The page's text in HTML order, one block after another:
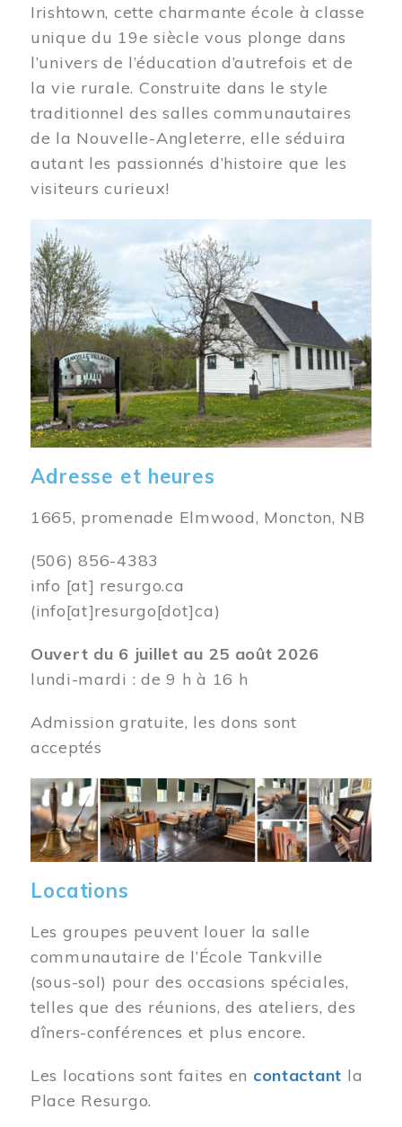
Irishtown, cette charmante école à classe
unique du 19e siècle vous plonge dans
l’univers de l’éducation d’autrefois et de
la vie rurale. Construite dans le style
traditionnel des salles communautaires
de la Nouvelle-Angleterre, elle séduira
autant les passionnés d’histoire que les
visiteurs curieux!
Image
Adresse et heures
1665, promenade Elmwood, Moncton, NB
(506) 856-4383
info [at] resurgo.ca
(info[at]resurgo[dot]ca)
Ouvert du 6 juillet au 25 août 2026
lundi-mardi : de 9 h à 16 h
Admission gratuite, les dons sont
acceptés
Image
Locations
Les groupes peuvent louer la salle
communautaire de l’École Tankville
(sous-sol) pour des occasions spéciales,
telles que des réunions, des ateliers, des
dîners-conférences et plus encore.
Les locations sont faites en contactant la
Place Resurgo.